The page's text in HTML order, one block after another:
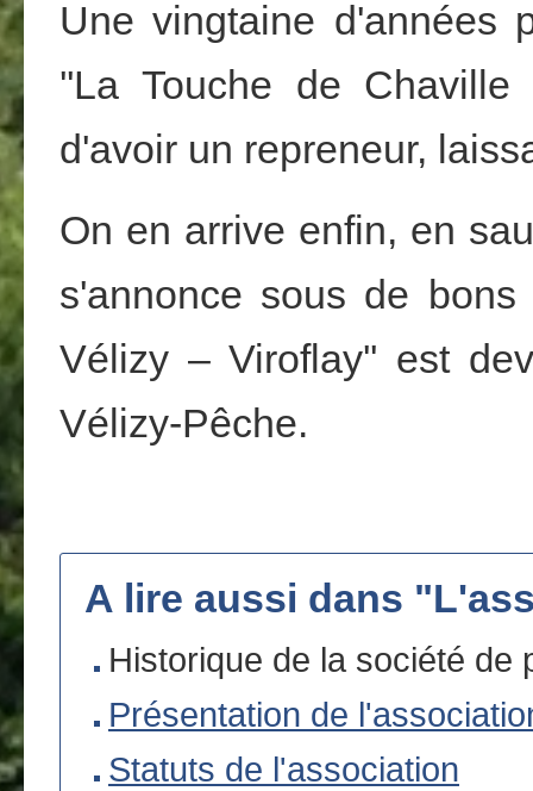
Une vingtaine d'années
''La Touche de
d'avoir un repreneur,
On en arrive enfin, en
s'annonce sous de
Vélizy – Viroflay'' est
Vélizy-Pêche.
A lire aussi dans
Historique de la société de
Présentation de
Statuts de l'association